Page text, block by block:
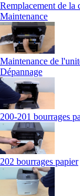
Remplacement de la
Maintenance
Maintenance de
Dépannage
200-201 bourrages
202 bourrages papier